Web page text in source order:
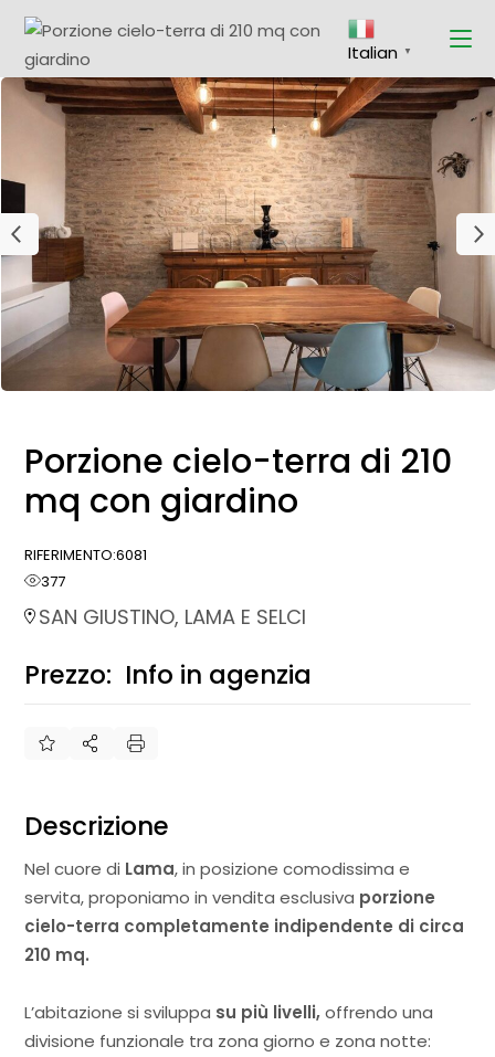
Italian ▼
Porzione cielo-terra di 210
mq con giardino
RIFERIMENTO:6081
377
SAN GIUSTINO, LAMA E SELCI
Prezzo: Info in agenzia
Descrizione
Nel cuore di Lama, in posizione comodissima e
servita, proponiamo in vendita esclusiva porzione
cielo-terra completamente indipendente di circa
210 mq.
L’abitazione si sviluppa su più livelli,offrendo una
divisione funzionale tra zona giorno e zona notte: